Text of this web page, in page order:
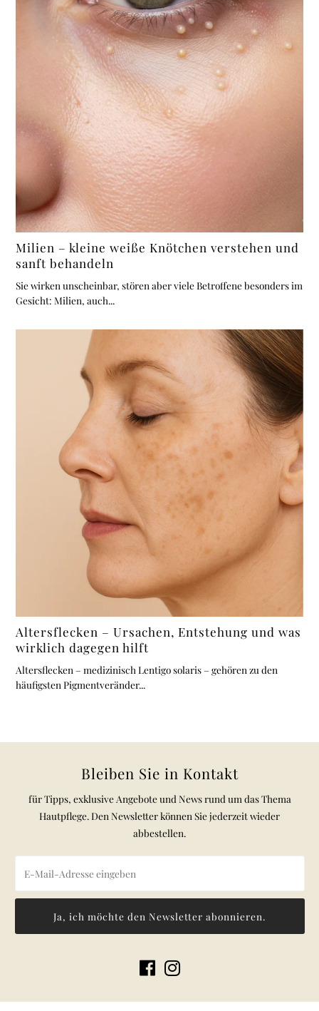
Milien – kleine weiße Knötchen verstehen und
sanft behandeln
Sie wirken unscheinbar, stören aber viele Betroffene besonders im
Gesicht: Milien, auch...
Altersflecken – Ursachen, Entstehung und was
wirklich dagegen hilft
Altersflecken – medizinisch Lentigo solaris – gehören zu den
häufigsten Pigmentveränder...
Bleiben Sie in Kontakt
für Tipps, exklusive Angebote und News rund um das Thema
Hautpflege. Den Newsletter können Sie jederzeit wieder
abbestellen.
Ja, ich möchte den Newsletter abonnieren.